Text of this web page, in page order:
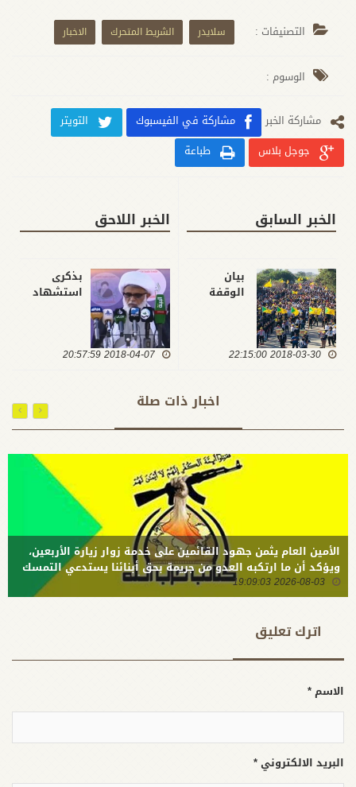
التصنيفات : سلايدر الشريط المتحرك الاخبار
الوسوم :
مشارکة الخبر مشاركة في الفيسبوك
التويتر
جوجل بلاس
طباعة
الخبر السابق
بيان
الوقفة
الذي ولغت
العراق
واليمن
والبحرين
2018-03-30 22:15:00
الخبر اللاحق
بذكرى
استشهاد
تخاطب
جنودكم في
المواجهة
السابقة
بنعوش، لن
نُبقي لكم
منهم ما
تحملونه
هذه المرة
2018-04-07 20:57:59
اخبار ذات صلة
الأمين العام يثمن جهود القائمين على خدمة زوار زيارة الأربعين،
ويؤكد أن ما ارتكبه العدو من جريمة بحق أبنائنا يستدعي التمسك
بالسلاح وتطويره لردع كل من يريد بنا شراً
2026-08-03 19:09:03
اترك تعلیق
الاسم *
البريد الالكتروني *